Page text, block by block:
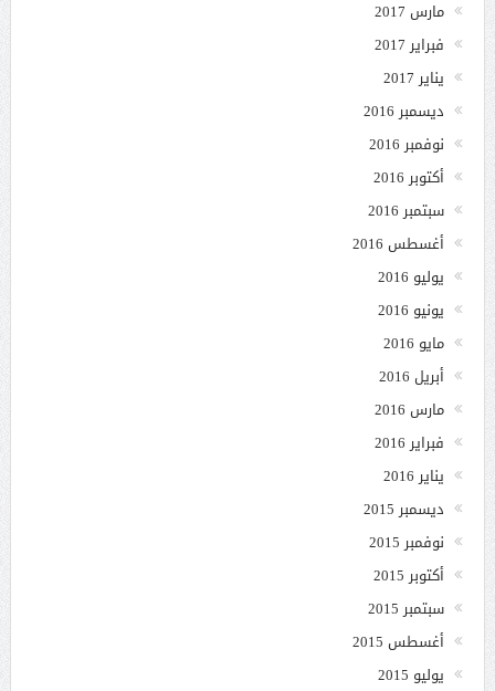
مارس 2017
فبراير 2017
يناير 2017
ديسمبر 2016
نوفمبر 2016
أكتوبر 2016
سبتمبر 2016
أغسطس 2016
يوليو 2016
يونيو 2016
مايو 2016
أبريل 2016
مارس 2016
فبراير 2016
يناير 2016
ديسمبر 2015
نوفمبر 2015
أكتوبر 2015
سبتمبر 2015
أغسطس 2015
يوليو 2015